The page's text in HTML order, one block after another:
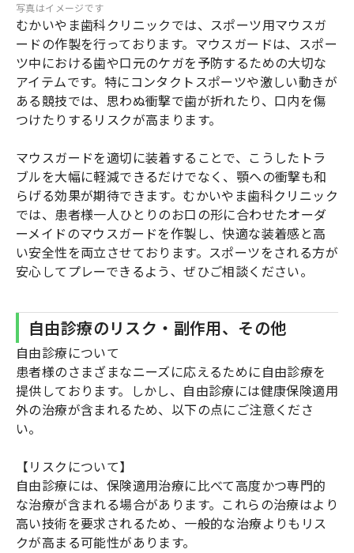
写真はイメージです
むかいやま歯科クリニックでは、スポーツ用マウスガ
ードの作製を行っております。マウスガードは、スポー
ツ中における歯や口元のケガを予防するための大切な
アイテムです。特にコンタクトスポーツや激しい動きが
ある競技では、思わぬ衝撃で歯が折れたり、口内を傷
つけたりするリスクが高まります。
マウスガードを適切に装着することで、こうしたトラ
ブルを大幅に軽減できるだけでなく、顎への衝撃も和
らげる効果が期待できます。むかいやま歯科クリニック
では、患者様一人ひとりのお口の形に合わせたオーダ
ーメイドのマウスガードを作製し、快適な装着感と高
い安全性を両立させております。スポーツをされる方が
安心してプレーできるよう、ぜひご相談ください。
自由診療のリスク・副作用、その他
自由診療について
患者様のさまざまなニーズに応えるために自由診療を
提供しております。しかし、自由診療には健康保険適用
外の治療が含まれるため、以下の点にご注意くださ
い。
【リスクについて】
自由診療には、保険適用治療に比べて高度かつ専門的
な治療が含まれる場合があります。これらの治療はより
高い技術を要求されるため、一般的な治療よりもリス
クが高まる可能性があります。